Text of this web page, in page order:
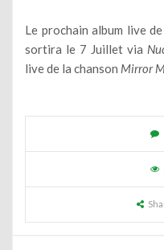
Le prochain album live de
sortira le 7 Juillet via
live de la chanson Mirror